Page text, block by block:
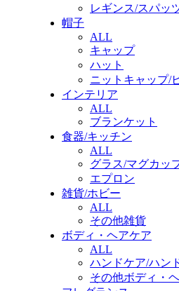
レギンス/スパッ
帽子
ALL
キャップ
ハット
ニットキャップ/
インテリア
ALL
ブランケット
食器/キッチン
ALL
グラス/マグカッ
エプロン
雑貨/ホビー
ALL
その他雑貨
ボディ・ヘアケア
ALL
ハンドケア/ハン
その他ボディ・